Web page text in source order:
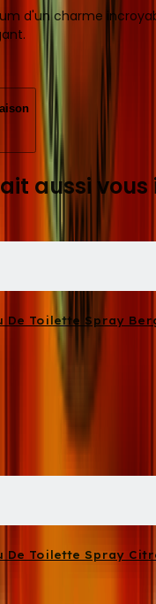
d'un charme
aussi vous
De Toilette Spray
De Toilette Spray